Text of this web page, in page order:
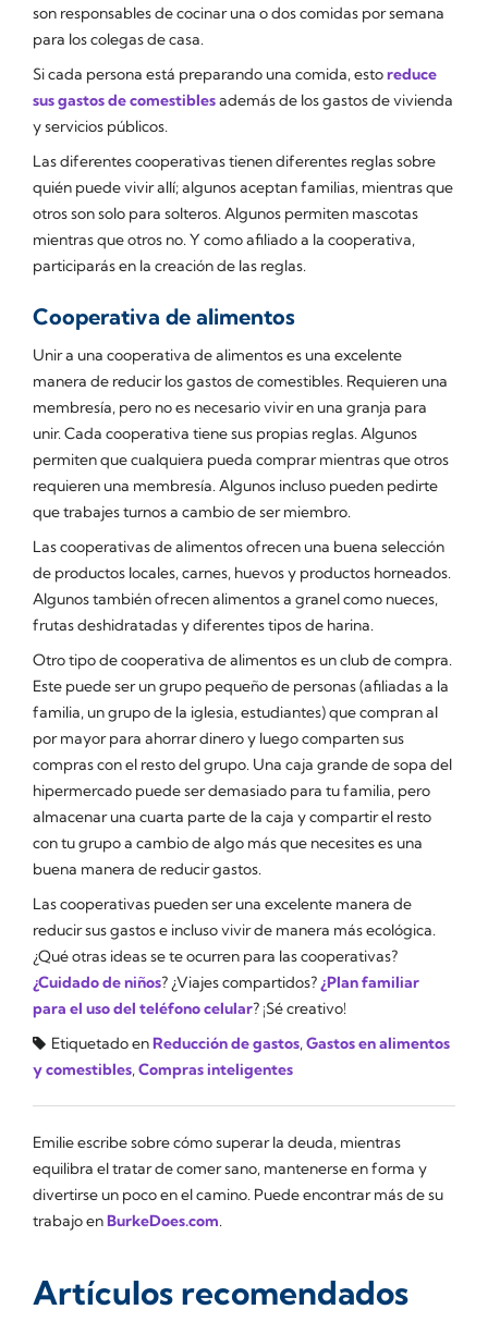
son responsables de cocinar una o dos comidas por semana
para los colegas de casa.
Si cada persona está preparando una comida, estoreduce
sus gastos de comestiblesademás de los gastos de vivienda
y servicios públicos.
Las diferentes cooperativas tienen diferentes reglas sobre
quién puede vivir allí; algunos aceptan familias, mientras que
otros son solo para solteros. Algunos permiten mascotas
mientras que otros no. Y como afiliado a la cooperativa,
participarás en la creación de las reglas.
Cooperativa de alimentos
Unir a una cooperativa de alimentos es una excelente
manera de reducir los gastos de comestibles. Requieren una
membresía, pero no es necesario vivir en una granja para
unir. Cada cooperativa tiene sus propias reglas. Algunos
permiten que cualquiera pueda comprar mientras que otros
requieren una membresía. Algunos incluso pueden pedirte
que trabajes turnos a cambio de ser miembro.
Las cooperativas de alimentos ofrecen una buena selección
de productos locales, carnes, huevos y productos horneados.
Algunos también ofrecen alimentos a granel como nueces,
frutas deshidratadas y diferentes tipos de harina.
Otro tipo de cooperativa de alimentos es un club de compra.
Este puede ser un grupo pequeño de personas (afiliadas a la
familia, un grupo de la iglesia, estudiantes) que compran al
por mayor para ahorrar dinero y luego comparten sus
compras con el resto del grupo. Una caja grande de sopa del
hipermercado puede ser demasiado para tu familia, pero
almacenar una cuarta parte de la caja y compartir el resto
con tu grupo a cambio de algo más que necesites es una
buena manera de reducir gastos.
Las cooperativas pueden ser una excelente manera de
reducir sus gastos e incluso vivir de manera más ecológica.
¿Qué otras ideas se te ocurren para las cooperativas?
¿Cuidado de niños? ¿Viajes compartidos? ¿Plan familiar
para el uso del teléfono celular? ¡Sé creativo!
Etiquetado enReducción de gastos,Gastos en alimentos
y comestibles,Compras inteligentes
Emilie escribe sobre cómo superar la deuda, mientras
equilibra el tratar de comer sano, mantenerse en forma y
divertirse un poco en el camino. Puede encontrar más de su
trabajo enBurkeDoes.com.
Artículos recomendados